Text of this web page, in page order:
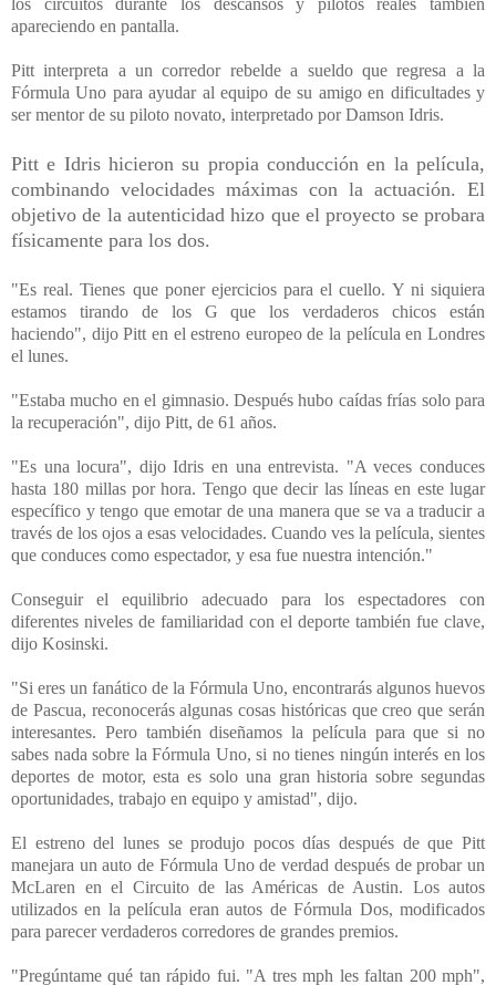
los circuitos durante los descansos y pilotos reales también
apareciendo en pantalla.
Pitt interpreta a un corredor rebelde a sueldo que regresa a la
Fórmula Uno para ayudar al equipo de su amigo en dificultades y
ser mentor de su piloto novato, interpretado por Damson Idris.
Pitt e Idris hicieron su propia conducción en la película,
combinando velocidades máximas con la actuación. El
objetivo de la autenticidad hizo que el proyecto se probara
físicamente para los dos.
"Es real. Tienes que poner ejercicios para el cuello. Y ni siquiera
estamos tirando de los G que los verdaderos chicos están
haciendo", dijo Pitt en el estreno europeo de la película en Londres
el lunes.
"Estaba mucho en el gimnasio. Después hubo caídas frías solo para
la recuperación", dijo Pitt, de 61 años.
"Es una locura", dijo Idris en una entrevista. "A veces conduces
hasta 180 millas por hora. Tengo que decir las líneas en este lugar
específico y tengo que emotar de una manera que se va a traducir a
través de los ojos a esas velocidades. Cuando ves la película, sientes
que conduces como espectador, y esa fue nuestra intención."
Conseguir el equilibrio adecuado para los espectadores con
diferentes niveles de familiaridad con el deporte también fue clave,
dijo Kosinski.
"Si eres un fanático de la Fórmula Uno, encontrarás algunos huevos
de Pascua, reconocerás algunas cosas históricas que creo que serán
interesantes. Pero también diseñamos la película para que si no
sabes nada sobre la Fórmula Uno, si no tienes ningún interés en los
deportes de motor, esta es solo una gran historia sobre segundas
oportunidades, trabajo en equipo y amistad", dijo.
El estreno del lunes se produjo pocos días después de que Pitt
manejara un auto de Fórmula Uno de verdad después de probar un
McLaren en el Circuito de las Américas de Austin. Los autos
utilizados en la película eran autos de Fórmula Dos, modificados
para parecer verdaderos corredores de grandes premios.
"Pregúntame qué tan rápido fui. "A tres mph les faltan 200 mph",